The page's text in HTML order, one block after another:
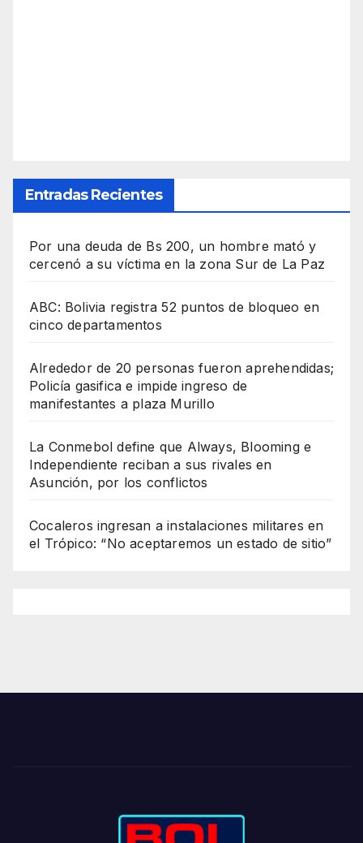
Entradas Recientes
Por una deuda de Bs 200, un hombre mató y
cercenó a su víctima en la zona Sur de La Paz
ABC: Bolivia registra 52 puntos de bloqueo en
cinco departamentos
Alrededor de 20 personas fueron aprehendidas;
Policía gasifica e impide ingreso de
manifestantes a plaza Murillo
La Conmebol define que Always, Blooming e
Independiente reciban a sus rivales en
Asunción, por los conflictos
Cocaleros ingresan a instalaciones militares en
el Trópico: “No aceptaremos un estado de sitio”